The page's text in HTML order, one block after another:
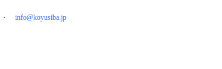
・ info@koyusiba.jp